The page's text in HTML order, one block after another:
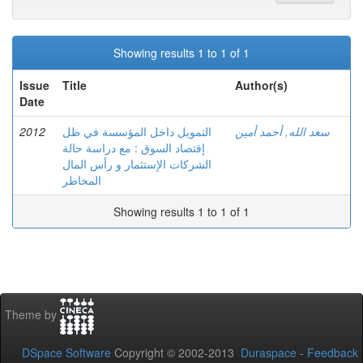
Showing results 1 to 1 of 1
Issue
Date
Title Author(s)
2012
التمويل داخل المؤسسة في ظل
إقتصاد السوق : مع دراسة حالة
الشركات الإستثمار و رأس المال
المخاطر
سعد الله, أحمد أمين
Showing results 1 to 1 of 1
Theme by
DSpace Software Copyright © 2002-2013 Duraspace - Feedback